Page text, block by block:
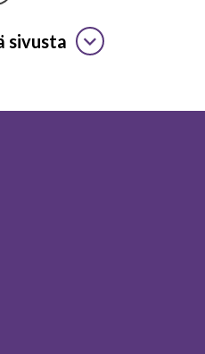
sivusta